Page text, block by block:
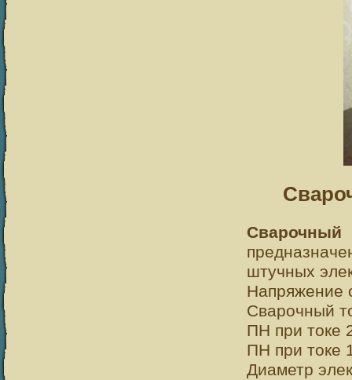
Сварочный
штучных
Напряжение
Сварочный
ПН при токе
ПН при токе
Диаметр